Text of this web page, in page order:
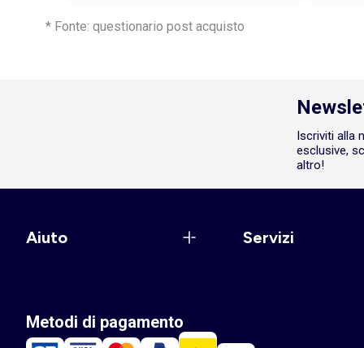
* Fonte: questionario post acquisto
Iscriviti alla
esclusive,
altro!
Aiuto Servizi
Metodi di pagamento